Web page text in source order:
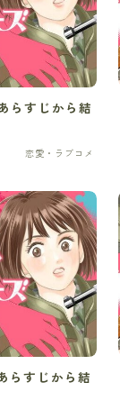
らすじから結
恋愛・ラブコメ
らすじから結